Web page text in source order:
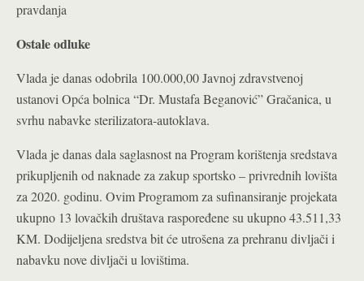
pravdanja
Ostale odluke
Vlada je danas odobrila 100.000,00 Javnoj zdravstvenoj
ustanovi Opća bolnica “Dr. Mustafa Beganović” Gračanica, u
svrhu nabavke sterilizatora-autoklava.
Vlada je danas dala saglasnost na Program korištenja sredstava
prikupljenih od naknade za zakup sportsko – privrednih lovišta
za 2020. godinu. Ovim Programom za sufinansiranje projekata
ukupno 13 lovačkih društava raspoređene su ukupno 43.511,33
KM. Dodijeljena sredstva bit će utrošena za prehranu divljači i
nabavku nove divljači u lovištima.